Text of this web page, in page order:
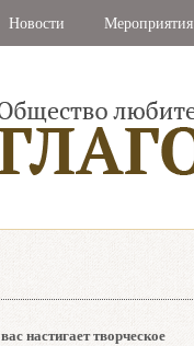
Новости Мероприятия
настигает творческое